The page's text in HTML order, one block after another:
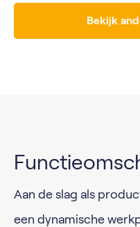
Bekijk
Aan de slag als
een dynamische